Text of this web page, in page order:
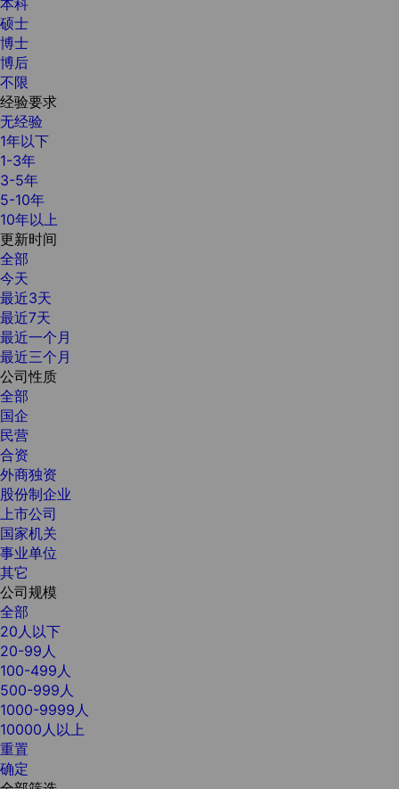
硕士
博士
博后
不限
经验要求
无经验
1年以下
1-3年
3-5年
5-10年
10年以上
更新时间
全部
今天
最近3天
最近7天
最近一个月
最近三个月
公司性质
全部
国企
民营
合资
外商独资
股份制企业
上市公司
国家机关
事业单位
其它
公司规模
全部
20人以下
20-99人
100-499人
500-999人
1000-9999人
10000人以上
重置
确定